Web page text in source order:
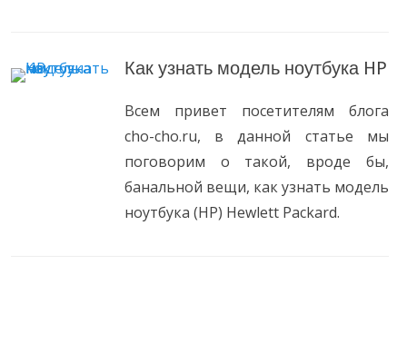
Как узнать модель ноутбука HP
Всем привет посетителям блога
cho-cho.ru, в данной статье мы
поговорим о такой, вроде бы,
банальной вещи, как узнать модель
ноутбука (HP) Hewlett Packard.